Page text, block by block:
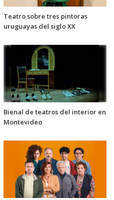
Teatro sobre tres pintoras
uruguayas del siglo XX
Bienal de teatros del interior en
Montevideo